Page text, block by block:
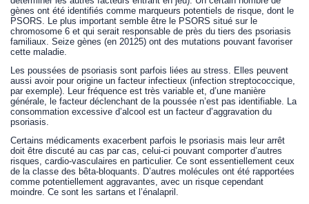
gènes ont été identifiés comme marqueurs potentiels de risque, dont le
PSORS. Le plus important semble être le PSORS situé sur le
chromosome 6 et qui serait responsable de près du tiers des psoriasis
familiaux. Seize gènes (en 20125) ont des mutations pouvant favoriser
cette maladie.
Les poussées de psoriasis sont parfois liées au stress. Elles peuvent
aussi avoir pour origine un facteur infectieux (infection streptococcique,
par exemple). Leur fréquence est très variable et, d’une manière
générale, le facteur déclenchant de la poussée n’est pas identifiable. La
consommation excessive d’alcool est un facteur d’aggravation du
psoriasis.
Certains médicaments exacerbent parfois le psoriasis mais leur arrêt
doit être discuté au cas par cas, celui-ci pouvant comporter d’autres
risques, cardio-vasculaires en particulier. Ce sont essentiellement ceux
de la classe des bêta-bloquants. D’autres molécules ont été rapportées
comme potentiellement aggravantes, avec un risque cependant
moindre. Ce sont les sartans et l’énalapril.